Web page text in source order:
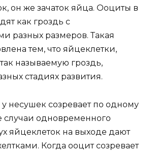
он же зачаток яйца. Ооциты в
как гроздь с
разных размеров. Такая
тем, что яйцеклетки,
называемую гроздь,
стадиях развития.
несушек созревает по одному
случаи одновременного
яйцеклеток на выходе дают
Когда ооцит созревает